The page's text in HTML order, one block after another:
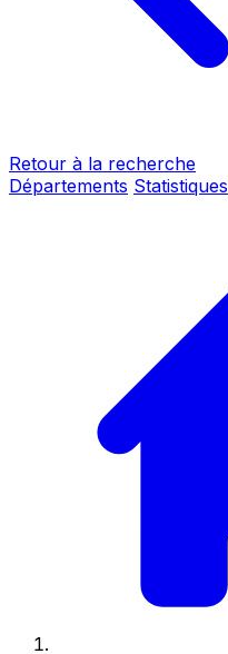
Retour à la recherche
Départements Statistiques